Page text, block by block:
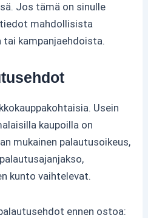
Jos tämä on sinulle
mahdollisista
kampanjaehdoista.
Usein
kaupoilla on
mukainen palautusoikeus,
kunto vaihtelevat.
ennen ostoa: